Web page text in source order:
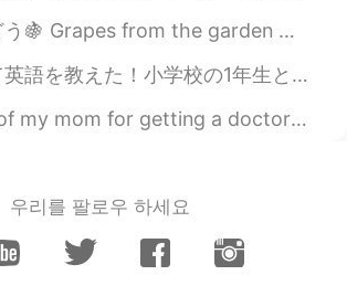
庭の囲いにぶどうを育ってる We are growing some grapes on the fence to the gard...
3年生ともお昼ご飯を食べた、生徒からこの写真の折り紙をもらいました 初めてので色々な間違ったところがあったが特に1年生は可愛すぎて、元気だっ...
a doctorate at the age of 54 yesterday! She’s proof that it’s not ...
우리를 팔로우 하세요